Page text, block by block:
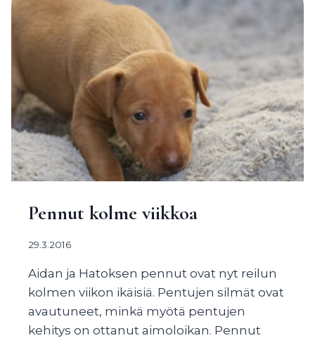
KANSAINVÄLINEN
VALIO
Pennut kolme viikkoa
29.3.2016
Aidan ja Hatoksen pennut ovat nyt reilun
kolmen viikon ikäisiä. Pentujen silmät ovat
avautuneet, minkä myötä pentujen
kehitys on ottanut aimoloikan. Pennut